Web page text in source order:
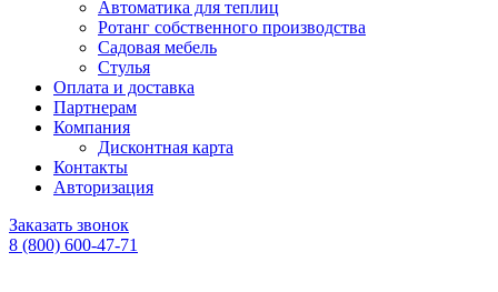
Автоматика для теплиц
Ротанг собственного производства
Садовая мебель
Стулья
Оплата и доставка
Партнерам
Компания
Дисконтная карта
Контакты
Авторизация
Заказать звонок
8 (800) 600-47-71